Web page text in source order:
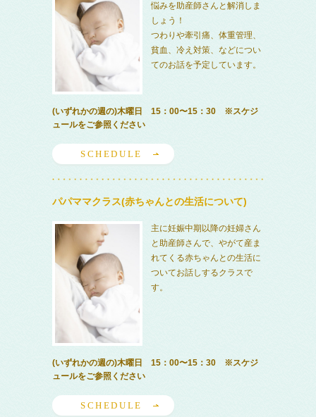
悩みを助産師さんと解消しま
しょう！
つわりや牽引痛、体重管理、
貧血、冷え対策、などについ
てのお話を予定しています。
(いずれかの週の)木曜日 15：00〜15：30 ※スケジ
ュールをご参照ください
SCHEDULE
パパママクラス(赤ちゃんとの生活について)
主に妊娠中期以降の妊婦さん
と助産師さんで、やがて産ま
れてくる赤ちゃんとの生活に
ついてお話しするクラスで
す。
(いずれかの週の)木曜日 15：00〜15：30 ※スケジ
ュールをご参照ください
SCHEDULE